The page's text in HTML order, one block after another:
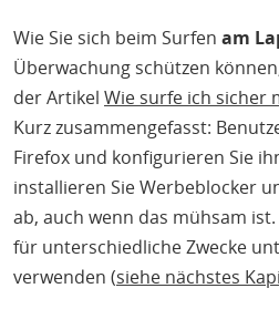
Wie Sie sich beim Surfen am
Überwachung schützen
der Artikel Wie surfe ich sicher
Kurz zusammengefasst:
Firefox und konfigurieren Sie
installieren Sie Werbeblocker
ab, auch wenn das mühsam
für unterschiedliche Zwecke
verwenden (siehe nächstes